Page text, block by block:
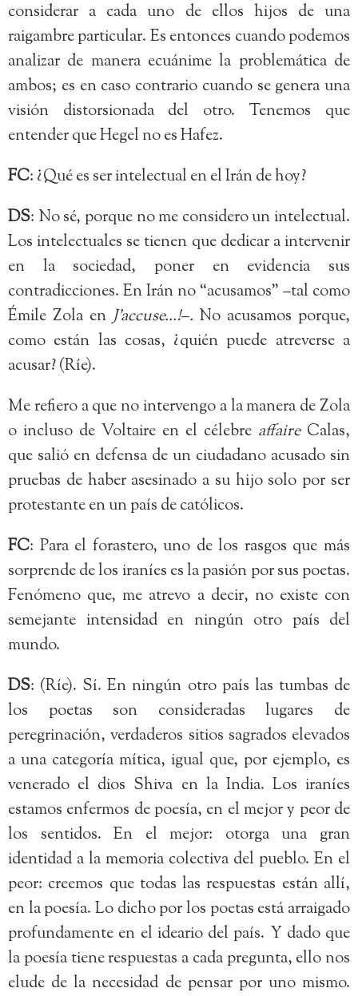
considerar a cada uno de ellos hijos de una
raigambre particular. Es entonces cuando podemos
analizar de manera ecuánime la problemática de
ambos; es en caso contrario cuando se genera una
visión distorsionada del otro. Tenemos que
entender que Hegel no es Hafez.
FC: ¿Qué es ser intelectual en el Irán de hoy?
DS: No sé, porque no me considero un intelectual.
Los intelectuales se tienen que dedicar a intervenir
en la sociedad, poner en evidencia sus
contradicciones. En Irán no “acusamos” –tal como
Émile Zola enJ’accuse…!–. No acusamos porque,
como están las cosas, ¿quién puede atreverse a
acusar? (Ríe).
Me refiero a que no intervengo a la manera de Zola
o incluso de Voltaire en el célebre affaire Calas,
que salió en defensa de un ciudadano acusado sin
pruebas de haber asesinado a su hijo solo por ser
protestante en un país de católicos.
FC: Para el forastero, uno de los rasgos que más
sorprende de los iraníes es la pasión por sus poetas.
Fenómeno que, me atrevo a decir, no existe con
semejante intensidad en ningún otro país del
mundo.
DS: (Ríe). Sí. En ningún otro país las tumbas de
los poetas son consideradas lugares de
peregrinación, verdaderos sitios sagrados elevados
a una categoría mítica, igual que, por ejemplo, es
venerado el dios Shiva en la India. Los iraníes
estamos enfermos de poesía, en el mejor y peor de
los sentidos. En el mejor: otorga una gran
identidad a la memoria colectiva del pueblo. En el
peor: creemos que todas las respuestas están allí,
en la poesía. Lo dicho por los poetas está arraigado
profundamente en el ideario del país. Y dado que
la poesía tiene respuestas a cada pregunta, ello nos
elude de la necesidad de pensar por uno mismo.